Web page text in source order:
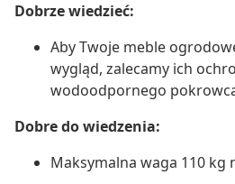
Dobrze wiedzieć:
Aby Twoje meble
wygląd, zalecamy ich
wodoodpornego
Dobre do wiedzenia:
Maksymalna waga 110 kg